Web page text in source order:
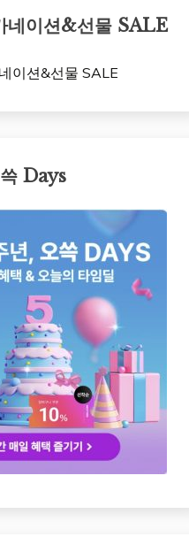
네이션&선물 SALE
Days